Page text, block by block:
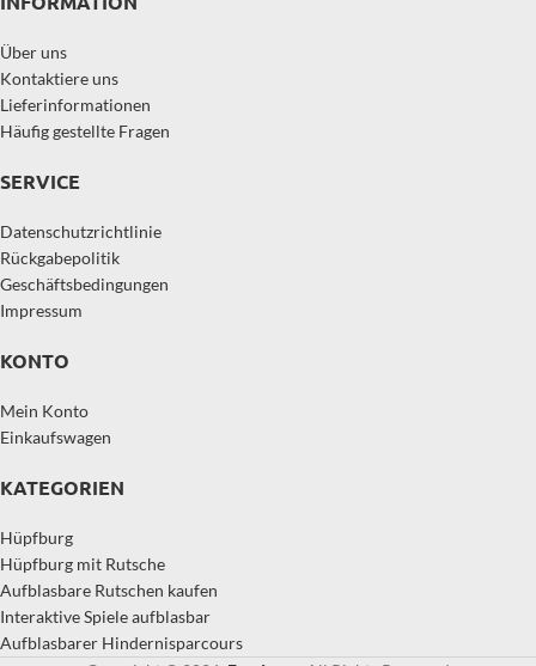
Über uns
Kontaktiere uns
Lieferinformationen
Häufig gestellte Fragen
SERVICE
Datenschutzrichtlinie
Rückgabepolitik
Geschäftsbedingungen
Impressum
KONTO
Mein Konto
Einkaufswagen
KATEGORIEN
Hüpfburg
Hüpfburg mit Rutsche
Aufblasbare Rutschen kaufen
Interaktive Spiele aufblasbar
Aufblasbarer Hindernisparcours